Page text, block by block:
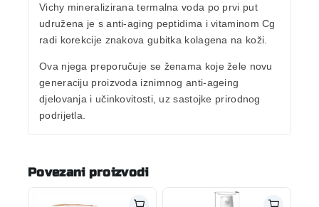
Vichy mineralizirana termalna voda po prvi put
udružena je s anti-aging peptidima i vitaminom Cg
radi korekcije znakova gubitka kolagena na koži.
Ova njega preporučuje se ženama koje žele novu
generaciju proizvoda iznimnog anti-ageing
djelovanja i učinkovitosti, uz sastojke prirodnog
podrijetla.
Povezani proizvodi